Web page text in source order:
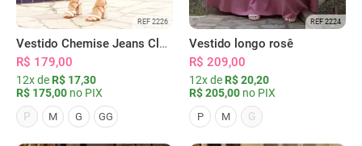
REF 2226
Vestido Chemise Jeans Clássica Serena
R$ 179,00
12x de R$ 17,30
R$ 175,00 no PIX
P
M G GG
REF 2224
Vestido longo rosê
R$ 209,00
12x de R$ 20,20
R$ 205,00 no PIX
P M G